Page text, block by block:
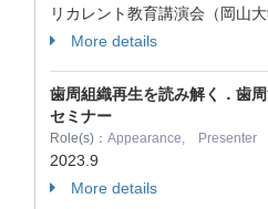
リカレント教育講演会（岡山
More details
歯周組織再生を読み解く．歯
セミナー
Role(s)： Appearance, Presenter
2023.9
More details